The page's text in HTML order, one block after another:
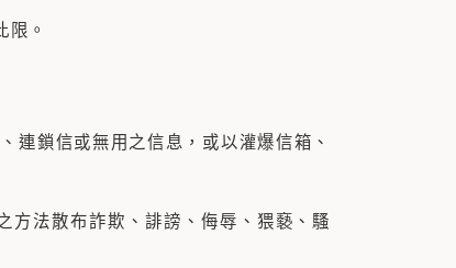
。
信或無用之信息，或以灌爆信箱、
散布詐欺、誹謗、侮辱、猥褻、騷